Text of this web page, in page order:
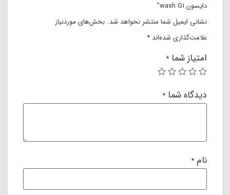
دایسون wash G1”
نشانی ایمیل شما منتشر نخواهد شد. بخش‌های موردنیاز
علامت‌گذاری شده‌اند *
امتیاز شما *
دیدگاه شما *
نام *